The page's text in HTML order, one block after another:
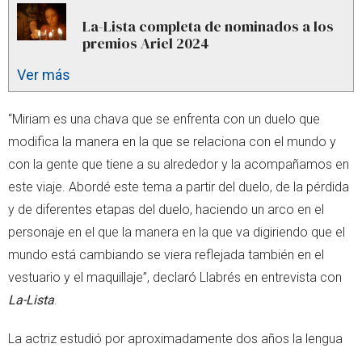
La-Lista completa de nominados a los
premios Ariel 2024
Ver más
“Miriam es una chava que se enfrenta con un duelo que
modifica la manera en la que se relaciona con el mundo y
con la gente que tiene a su alrededor y la acompañamos en
este viaje. Abordé este tema a partir del duelo, de la pérdida
y de diferentes etapas del duelo, haciendo un arco en el
personaje en el que la manera en la que va digiriendo que el
mundo está cambiando se viera reflejada también en el
vestuario y el maquillaje”, declaró Llabrés en entrevista con
La-Lista.
La actriz estudió por aproximadamente dos años la lengua